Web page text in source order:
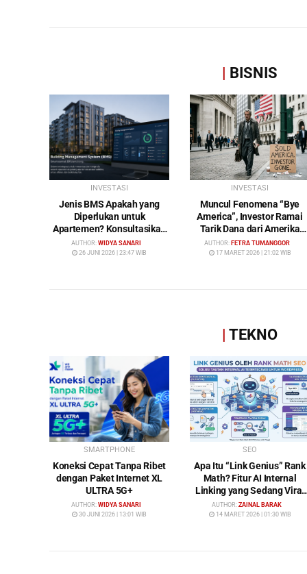
| BISNIS
INVESTASI
Jenis BMS Apakah yang
Diperlukan untuk
Apartemen? Konsultasikan
Keperluan Anda Bersama
Bybamms!
AUTHOR: WIDYA SANARI
26 JUNI 2026 | 23:47 WIB
INVESTASI
Muncul Fenomena “Bye
America”, Investor Ramai
Tarik Dana dari Amerika
Serikat: Wall Street Mulai
Ditinggalkan
AUTHOR: FETRA TUMANGGOR
17 MARET 2026 | 21:02 WIB
| TEKNO
SMARTPHONE
Koneksi Cepat Tanpa Ribet
dengan Paket Internet XL
ULTRA 5G+
AUTHOR: WIDYA SANARI
30 JUNI 2026 | 13:01 WIB
SEO
Apa Itu “Link Genius” Rank
Math? Fitur AI Internal
Linking yang Sedang Viral
di Dunia SEO
AUTHOR: ZAINAL BARAK
14 MARET 2026 | 01:30 WIB